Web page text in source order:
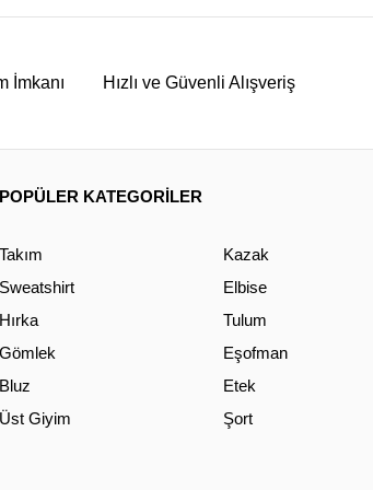
İmkanı Hızlı ve Güvenli Alışveriş
POPÜLER KATEGORİLER
Takım
Sweatshirt
Hırka
Gömlek
Bluz
Üst Giyim
Kazak
Elbise
Tulum
Eşofman
Etek
Şort